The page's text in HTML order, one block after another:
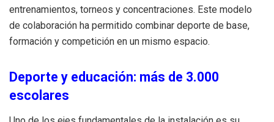
entrenamientos, torneos y concentraciones. Este modelo
de colaboración ha permitido combinar deporte de base,
formación y competición en un mismo espacio.
Deporte y educación: más de 3.000
escolares